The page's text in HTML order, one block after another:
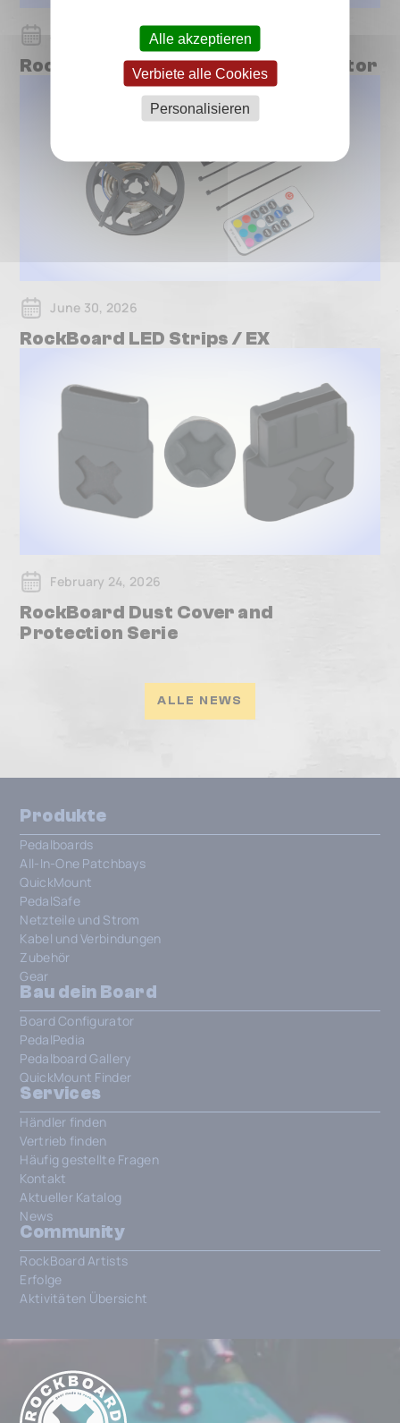
Alle akzeptieren
Verbiete alle Cookies
Personalisieren
RockBoard RPA 100 Power Attenuator
June 30, 2026
RockBoard LED Strips / EX
February 24, 2026
RockBoard Dust Cover and
Protection Serie
ALLE NEWS
Produkte
Pedalboards
All-In-One Patchbays
QuickMount
PedalSafe
Netzteile und Strom
Kabel und Verbindungen
Zubehör
Gear
Bau dein Board
Board Configurator
PedalPedia
Pedalboard Gallery
QuickMount Finder
Services
Händler finden
Vertrieb finden
Häufig gestellte Fragen
Kontakt
Aktueller Katalog
News
Community
RockBoard Artists
Erfolge
Aktivitäten Übersicht